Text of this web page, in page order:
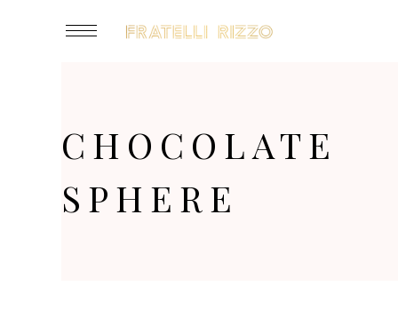
CHOCOLATE
SPHERE